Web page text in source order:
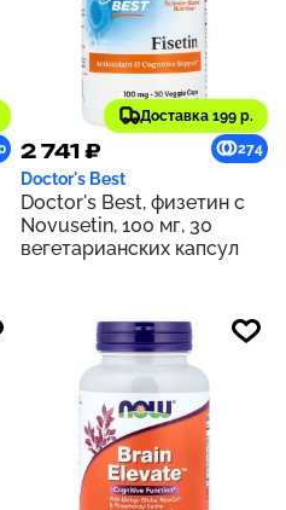
Доставка 199 р.
2 741 ₽ 274
Doctor's Best
Doctor's Best, физетин с
Novusetin, 100 мг, 30
вегетарианских капсул